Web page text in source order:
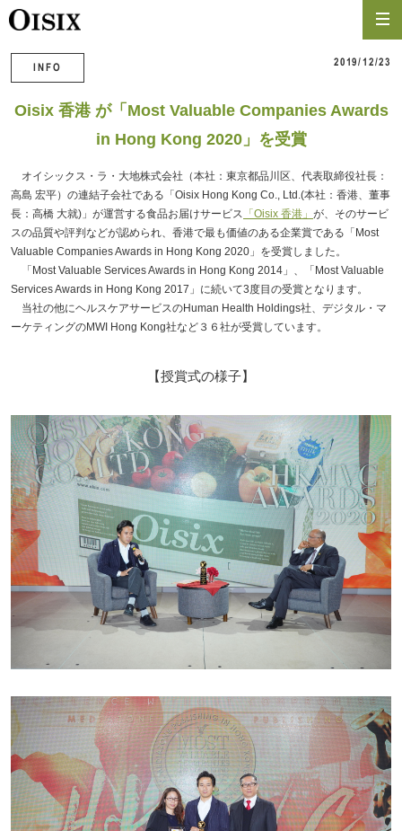
INFO 2019/12/23
Oisix 香港 が「Most Valuable Companies Awards
in Hong Kong 2020」を受賞
オイシックス・ラ・大地株式会社（本社：東京都品川区、代表取締役社長：
高島 宏平）の連結子会社である「Oisix Hong Kong Co., Ltd.(本社：香港、董事
⾧：高橋 大就)」が運営する食品お届けサービス 「Oisix 香港」 が、そのサービ
スの品質や評判などが認められ、香港で最も価値のある企業賞である「Most
Valuable Companies Awards in Hong Kong 2020」を受賞しました。
「Most Valuable Services Awards in Hong Kong 2014」、「Most Valuable
Services Awards in Hong Kong 2017」に続いて3度目の受賞となります。
当社の他にヘルスケアサービスのHuman Health Holdings社、デジタル・マ
ーケティングのMWI Hong Kong社など３６社が受賞しています。
【授賞式の様子】